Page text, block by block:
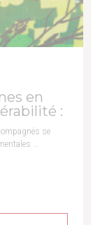
en
:
se
…